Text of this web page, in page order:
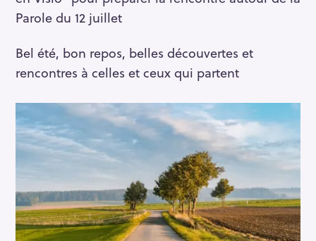
Parole du 12 juillet
Bel été, bon repos, belles découvertes et
rencontres à celles et ceux qui partent